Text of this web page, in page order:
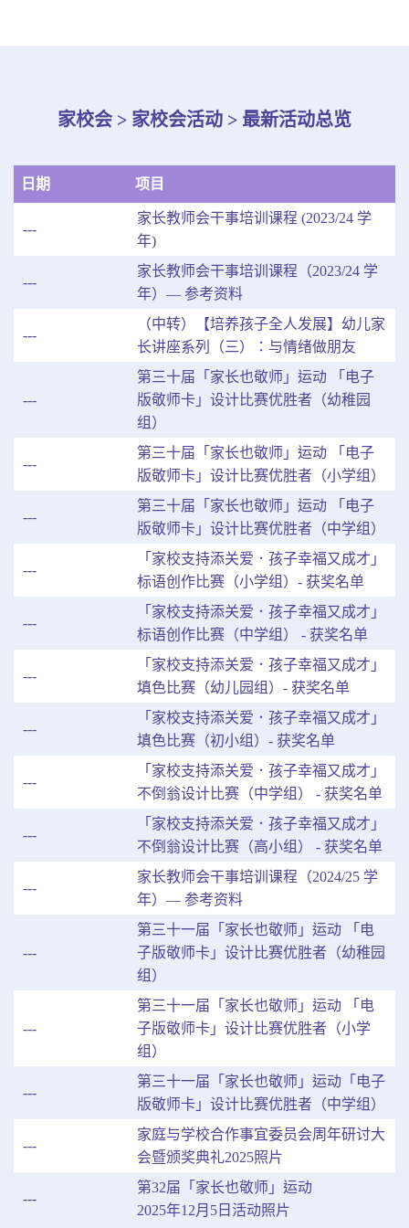
家校会 > 家校会活动 > 最新活动总览
日期 项目
---
家长教师会干事培训课程 (2023/24 学
年)
---
家长教师会干事培训课程（2023/24 学
年）— 参考资料
---
（中转）【培养孩子全人发展】幼儿家
长讲座系列（三）：与情绪做朋友
---
第三十届「家长也敬师」运动 「电子
版敬师卡」设计比赛优胜者（幼稚园
组）
---
第三十届「家长也敬师」运动 「电子
版敬师卡」设计比赛优胜者（小学组）
---
第三十届「家长也敬师」运动 「电子
版敬师卡」设计比赛优胜者（中学组）
---
「家校支持添关爱．孩子幸福又成才」
标语创作比赛（小学组）- 获奖名单
---
「家校支持添关爱．孩子幸福又成才」
标语创作比赛（中学组） - 获奖名单
---
「家校支持添关爱．孩子幸福又成才」
填色比赛（幼儿园组）- 获奖名单
---
「家校支持添关爱．孩子幸福又成才」
填色比赛（初小组）- 获奖名单
---
「家校支持添关爱．孩子幸福又成才」
不倒翁设计比赛（中学组） - 获奖名单
---
「家校支持添关爱．孩子幸福又成才」
不倒翁设计比赛（高小组） - 获奖名单
---
家长教师会干事培训课程（2024/25 学
年）— 参考资料
---
第三十一届「家长也敬师」运动 「电
子版敬师卡」设计比赛优胜者（幼稚园
组）
---
第三十一届「家长也敬师」运动 「电
子版敬师卡」设计比赛优胜者（小学
组）
---
第三十一届「家长也敬师」运动「电子
版敬师卡」设计比赛优胜者（中学组）
---
家庭与学校合作事宜委员会周年研讨大
会暨颁奖典礼2025照片
---
第32届「家长也敬师」运动
2025年12月5日活动照片